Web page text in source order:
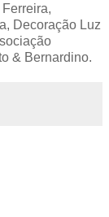
Decoração Luz
& Bernardino.